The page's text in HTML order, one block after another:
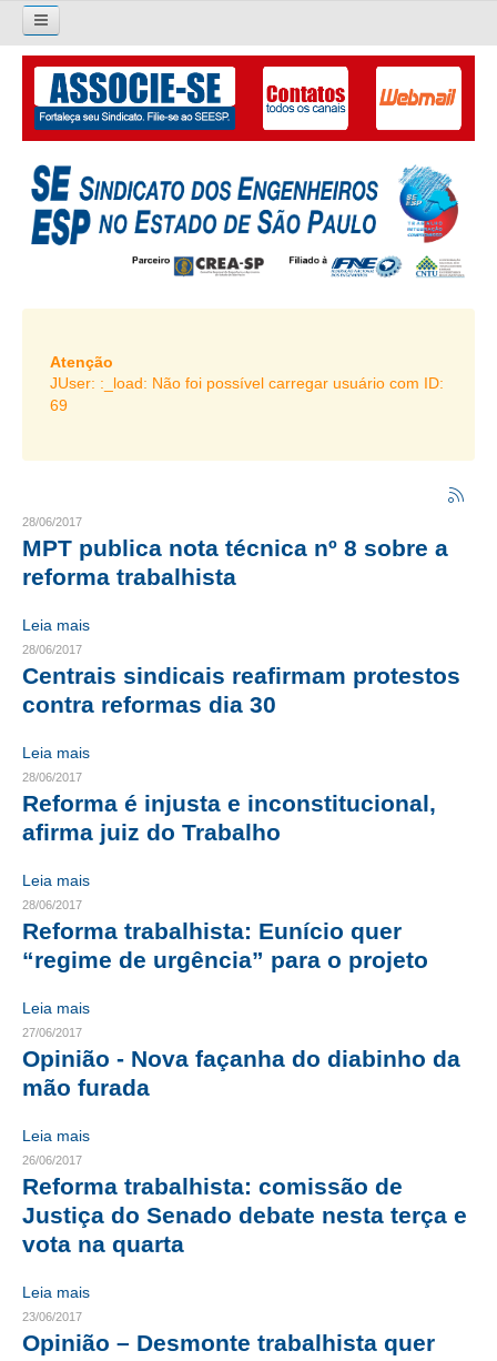
Pesquisar...
O SINDICATO
APRESENTAÇÃO
PALAVRA DO PRESIDENTE
DIRETORIA
LIVRO GESTÃO 2026-2029
SUBSEDES SINDICAIS
CRESCE BRASIL
CONSELHO TECNOLÓGICO
HISTÓRICO E ATUAÇÃO
COMPOSIÇÃO
CONSELHOS ASSESSORES
PERSONALIDADES DA TECNOLOGIA
NÚCLEO DA MULHER ENGENHEIRA
JURÍDICO
CONSULTORIA
CONTRIBUIÇÕES
CONTRIBUIÇÃO ASSISTENCIAL
REVISÃO DE APOSENTADORIA
FGTS EXPURGOS
LEGISLAÇÃO
Atenção
JUser: :_load: Não foi possível carregar usuário com ID:
69
28/06/2017
MPT publica nota técnica nº 8 sobre a
reforma trabalhista
Leia mais
28/06/2017
Centrais sindicais reafirmam protestos
contra reformas dia 30
Leia mais
28/06/2017
Reforma é injusta e inconstitucional,
afirma juiz do Trabalho
Leia mais
28/06/2017
Reforma trabalhista: Eunício quer
“regime de urgência” para o projeto
Leia mais
27/06/2017
Opinião - Nova façanha do diabinho da
mão furada
Leia mais
26/06/2017
Reforma trabalhista: comissão de
Justiça do Senado debate nesta terça e
vota na quarta
Leia mais
23/06/2017
Opinião – Desmonte trabalhista quer